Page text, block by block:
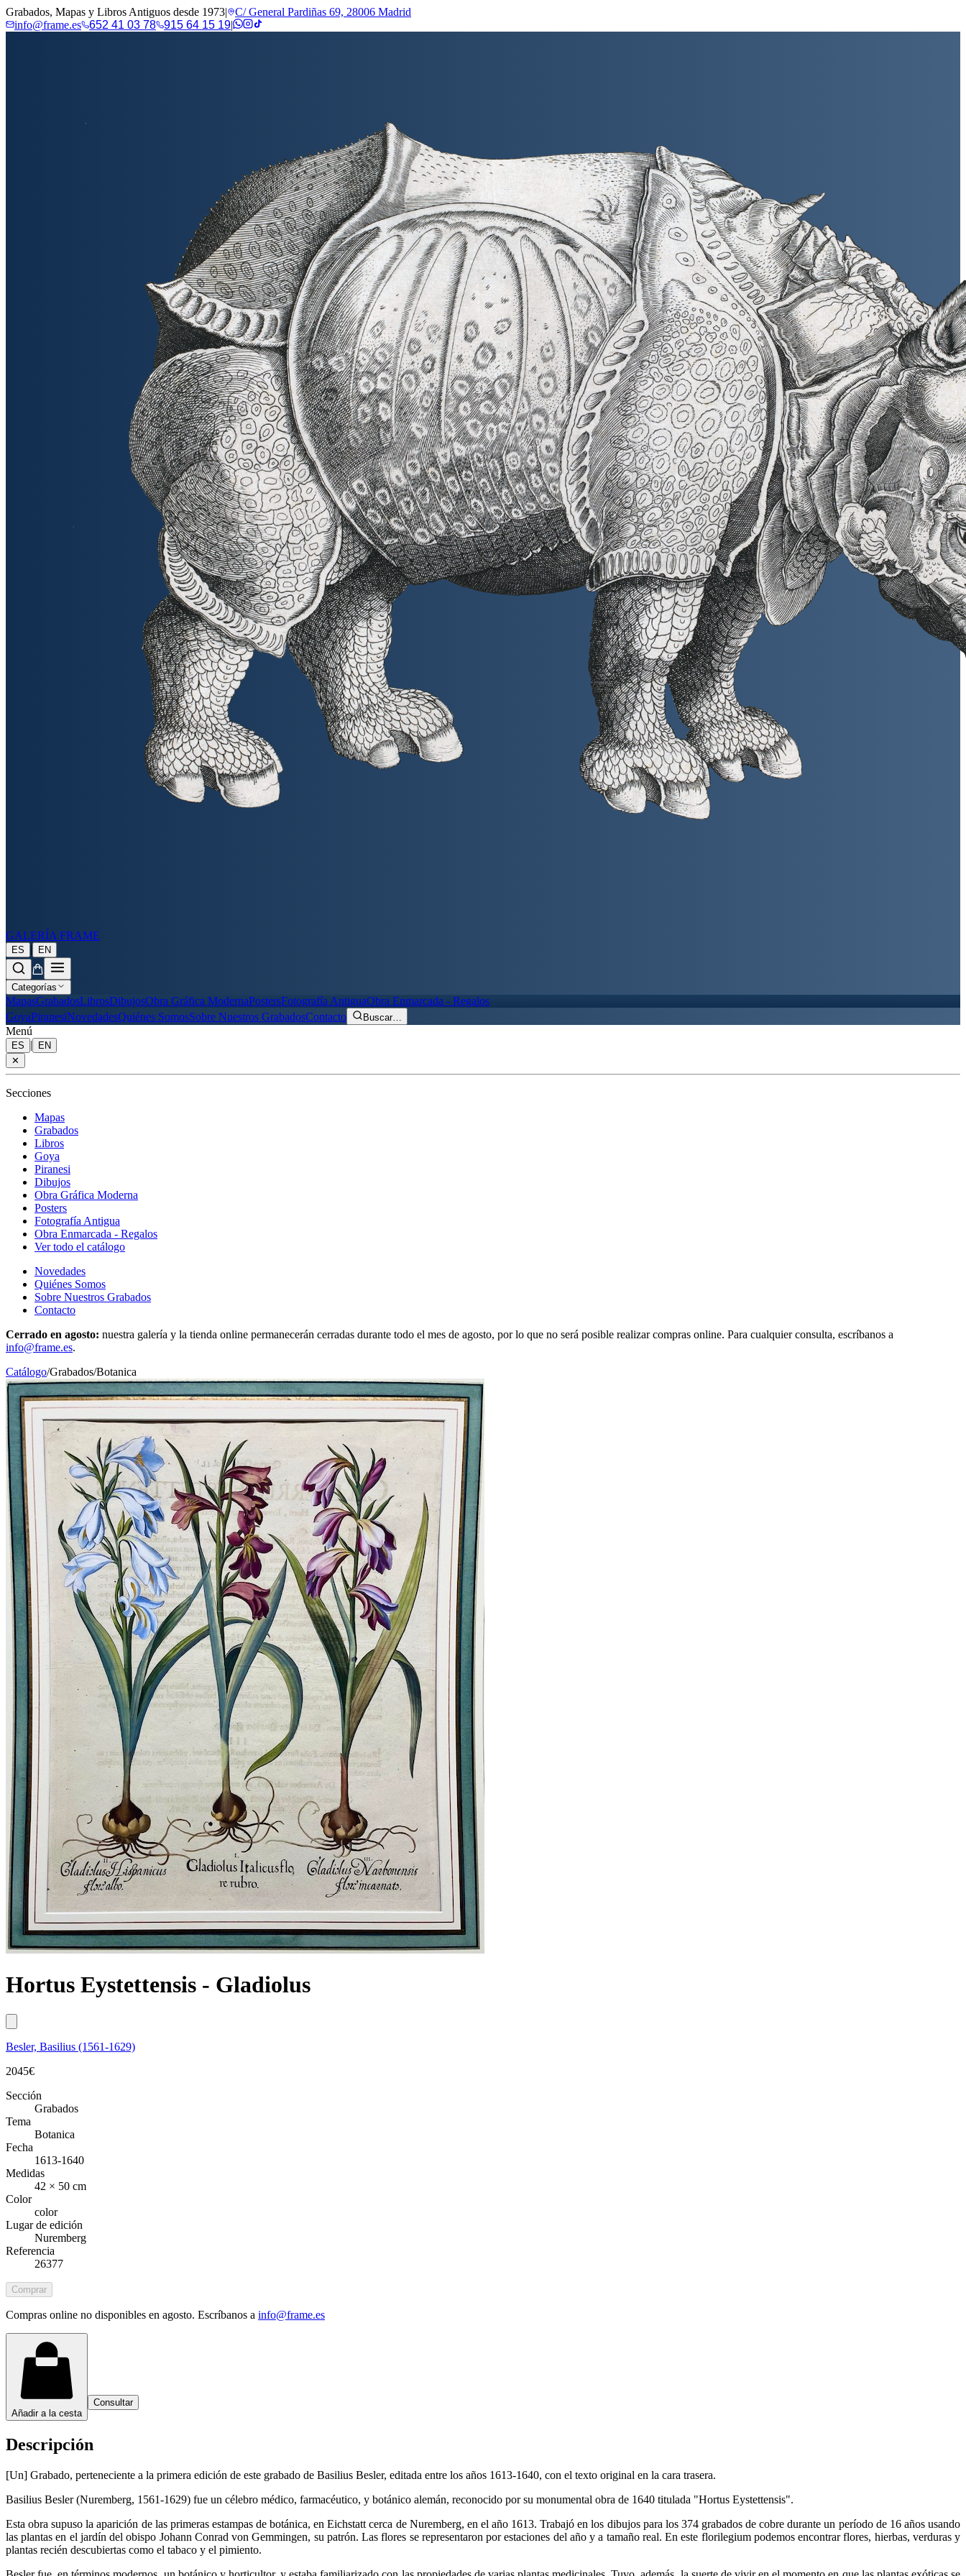
Grabados, Mapas y Libros Antiguos desde 1973|
C/ General Pardiñas 69, 28006 Madrid
info@frame.es
652 41 03 78 915 64 15 19|
GALERÍA FRAME
ES | EN
Categorías
MapasGrabadosLibrosDibujosObra Gráfica ModernaPostersFotografía AntiguaObra Enmarcada - Regalos
GoyaPiranesiNovedadesQuiénes SomosSobre Nuestros GrabadosContacto Buscar…
Menú
ES |
EN
✕
Secciones
Mapas
Grabados
Libros
Goya
Piranesi
Dibujos
Obra Gráfica Moderna
Posters
Fotografía Antigua
Obra Enmarcada - Regalos
Ver todo el catálogo
Novedades
Quiénes Somos
Sobre Nuestros Grabados
Contacto
Cerrado en agosto: nuestra galería y la tienda online permanecerán cerradas durante todo el mes de agosto, por lo que no será posible realizar compras online. Para cualquier consulta, escríbanos a
info@frame.es.
Catálogo/Grabados/Botanica
Hortus Eystettensis - Gladiolus
Besler, Basilius (1561-1629)
2045€
Sección
Grabados
Tema
Botanica
Fecha
1613-1640
Medidas
42 × 50 cm
Color
color
Lugar de edición
Nuremberg
Referencia
26377
Comprar
Compras online no disponibles en agosto. Escríbanos a info@frame.es
Añadir a la cesta
Consultar
Descripción
[Un] Grabado, perteneciente a la primera edición de este grabado de Basilius Besler, editada entre los años 1613-1640, con el texto original en la cara trasera.
Basilius Besler (Nuremberg, 1561-1629) fue un célebro médico, farmacéutico, y botánico alemán, reconocido por su monumental obra de 1640 titulada "Hortus Eystettensis".
Esta obra supuso la aparición de las primeras estampas de botánica, en Eichstatt cerca de Nuremberg, en el año 1613. Trabajó en los dibujos para los 374 grabados de cobre durante un período de 16 años usando
las plantas en el jardín del obispo Johann Conrad von Gemmingen, su patrón. Las flores se representaron por estaciones del año y a tamaño real. En este florilegium podemos encontrar flores, hierbas, verduras y
plantas recién descubiertas como el tabaco y el pimiento.